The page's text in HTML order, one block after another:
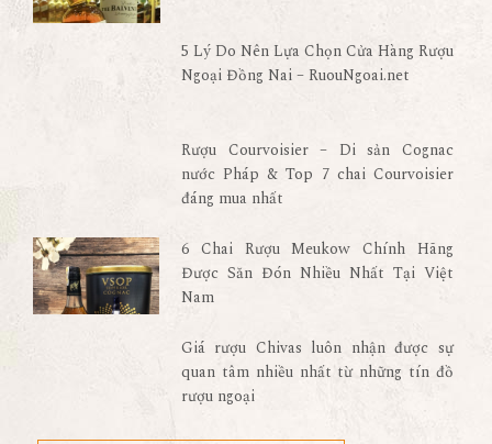
5 Lý Do Nên Lựa Chọn Cửa Hàng Rượu
Ngoại Đồng Nai – RuouNgoai.net
Rượu Courvoisier – Di sản Cognac
nước Pháp & Top 7 chai Courvoisier
đáng mua nhất
6 Chai Rượu Meukow Chính Hãng
Được Săn Đón Nhiều Nhất Tại Việt
Nam
Giá rượu Chivas luôn nhận được sự
quan tâm nhiều nhất từ những tín đồ
rượu ngoại